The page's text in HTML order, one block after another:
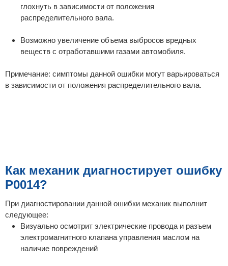
глохнуть в зависимости от положения
распределительного вала.
Возможно увеличение объема выбросов вредных
веществ с отработавшими газами автомобиля.
Примечание: симптомы данной ошибки могут варьироваться
в зависимости от положения распределительного вала.
Как механик диагностирует ошибку
P0014?
При диагностировании данной ошибки механик выполнит
следующее:
Визуально осмотрит электрические провода и разъем
электромагнитного клапана управления маслом на
наличие повреждений